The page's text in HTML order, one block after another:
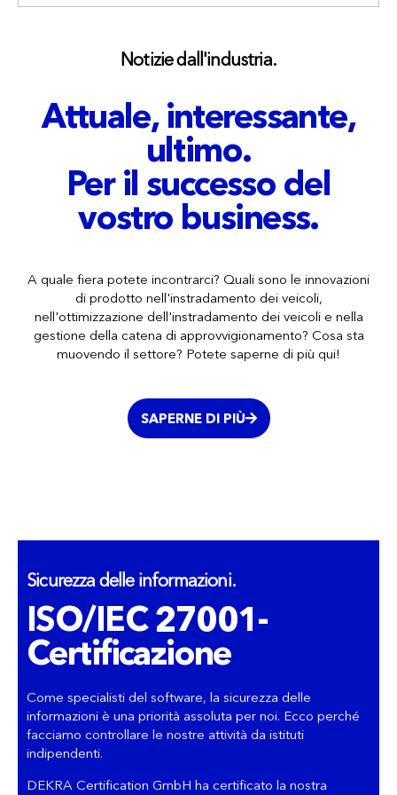
Notizie dall'industria.
Attuale, interessante,
ultimo.
Per il successo del
vostro business.
A quale fiera potete incontrarci? Quali sono le innovazioni
di prodotto nell'instradamento dei veicoli,
nell'ottimizzazione dell'instradamento dei veicoli e nella
gestione della catena di approvvigionamento? Cosa sta
muovendo il settore? Potete saperne di più qui!
SAPERNE DI PIÙ
Sicurezza delle informazioni.
ISO/IEC 27001-
Certificazione
Come specialisti del software, la sicurezza delle
informazioni è una priorità assoluta per noi. Ecco perché
facciamo controllare le nostre attività da istituti
indipendenti.
DEKRA Certification GmbH ha certificato la nostra